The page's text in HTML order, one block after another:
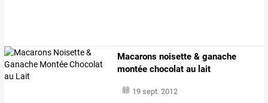
Macarons noisette & ganache
montée chocolat au lait
19 sept. 2012